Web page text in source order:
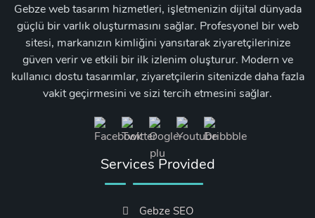
Gebze web tasarım hizmetleri, işletmenizin dijital dünyada
güçlü bir varlık oluşturmasını sağlar. Profesyonel bir web
sitesi, markanızın kimliğini yansıtarak ziyaretçilerinize
güven verir ve etkili bir ilk izlenim oluşturur. Modern ve
kullanıcı dostu tasarımlar, ziyaretçilerin sitenizde daha fazla
vakit geçirmesini ve sizi tercih etmesini sağlar.
Services Provided
Gebze SEO